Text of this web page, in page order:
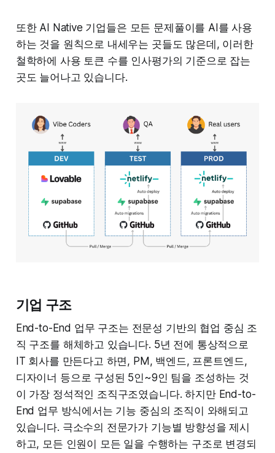
또한 AI Native 기업들은 모든 문제풀이를 AI를 사용
하는 것을 원칙으로 내세우는 곳들도 많은데, 이러한
철학하에 사용 토큰 수를 인사평가의 기준으로 잡는
곳도 늘어나고 있습니다.
기업 구조
​End-to-End 업무 구조는 전문성 기반의 협업 중심 조
직 구조를 해체하고 있습니다. 5년 전에 통상적으로
IT 회사를 만든다고 하면, PM, 백엔드, 프론트엔드,
디자이너 등으로 구성된 5인~9인 팀을 조성하는 것
이 가장 정석적인 조직구조였습니다. 하지만 End-to-
End 업무 방식에서는 기능 중심의 조직이 와해되고
있습니다. 극소수의 전문가가 기능별 방향성을 제시
하고, 모든 인원이 모든 일을 수행하는 구조로 변경되